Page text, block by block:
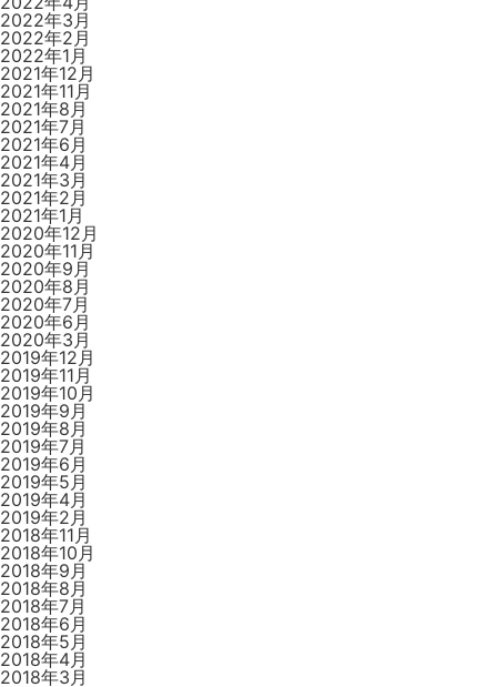
2022年3月
2022年2月
2022年1月
2021年12月
2021年11月
2021年8月
2021年7月
2021年6月
2021年4月
2021年3月
2021年2月
2021年1月
2020年12月
2020年11月
2020年9月
2020年8月
2020年7月
2020年6月
2020年3月
2019年12月
2019年11月
2019年10月
2019年9月
2019年8月
2019年7月
2019年6月
2019年5月
2019年4月
2019年2月
2018年11月
2018年10月
2018年9月
2018年8月
2018年7月
2018年6月
2018年5月
2018年4月
2018年3月